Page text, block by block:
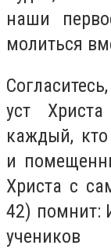
наши
молиться
уст
каждый,
и
Христа с
42) помнит: